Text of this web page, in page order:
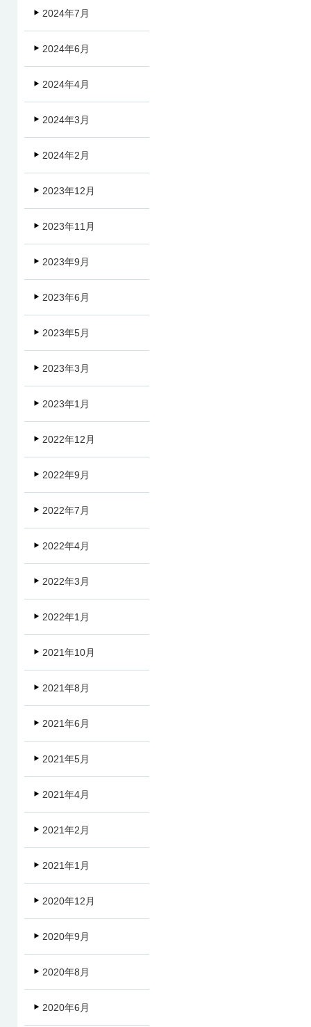
2024年7月
2024年6月
2024年4月
2024年3月
2024年2月
2023年12月
2023年11月
2023年9月
2023年6月
2023年5月
2023年3月
2023年1月
2022年12月
2022年9月
2022年7月
2022年4月
2022年3月
2022年1月
2021年10月
2021年8月
2021年6月
2021年5月
2021年4月
2021年2月
2021年1月
2020年12月
2020年9月
2020年8月
2020年6月